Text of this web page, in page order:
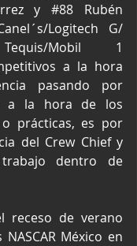
y #88 Rubén
Logitech G/
Mobil 1
a la hora
pasando por
a la hora de los
prácticas, es por
del Crew Chief y
dentro de
receso de verano
México en